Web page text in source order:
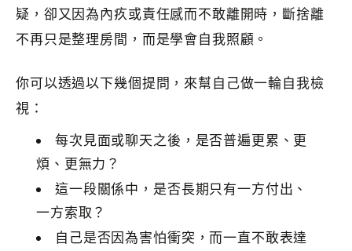
疑，卻又因為內疚或責任感而不敢離開時，斷捨離
不再只是整理房間，而是學會自我照顧。
你可以透過以下幾個提問，來幫自己做一輪自我檢
視：
每次見面或聊天之後，是否普遍更累、更
煩、更無力？
這一段關係中，是否長期只有一方付出、
一方索取？
自己是否因為害怕衝突，而一直不敢表達